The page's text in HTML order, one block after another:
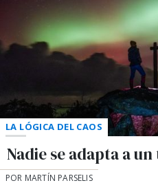
LA LÓGICA DEL CAOS
Nadie se adapta a
POR MARTÍN PARSELIS